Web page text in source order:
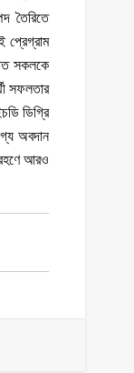
তৈরিতে
সকলকে
সফলতার
ডিগ্রি
অবদান
আরও